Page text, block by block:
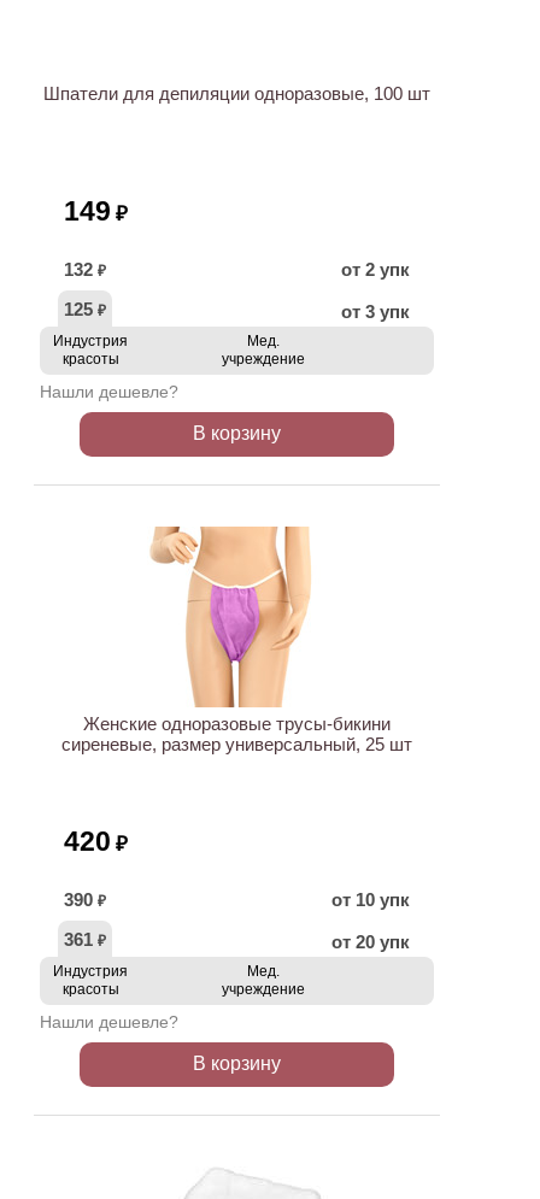
Шпатели для депиляции одноразовые, 100 шт
149 ₽
132 ₽
от 2 упк
125 ₽ от 3 упк
Индустрия
красоты
Мед.
учреждение
Нашли дешевле?
В корзину
Женские одноразовые трусы-бикини
сиреневые, размер универсальный, 25 шт
420 ₽
390 ₽
от 10 упк
361 ₽ от 20 упк
Индустрия
красоты
Мед.
учреждение
Нашли дешевле?
В корзину